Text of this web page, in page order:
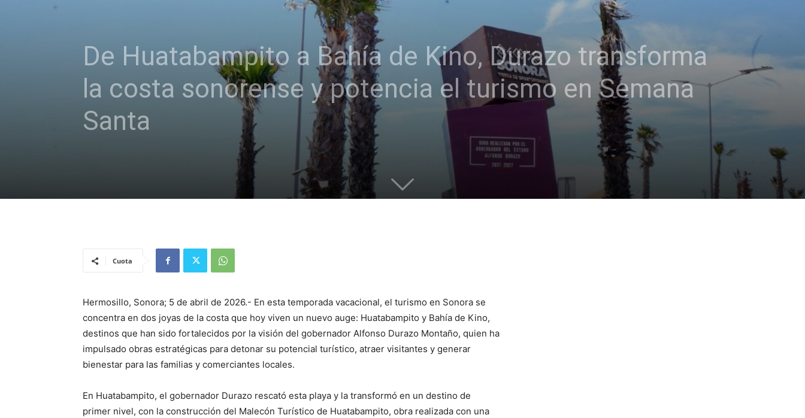
De Huatabampito a Bahía de Kino, Durazo transforma
la costa sonorense y potencia el turismo en Semana
Santa
Cuota
Hermosillo, Sonora; 5 de abril de 2026.- En esta temporada vacacional, el turismo en Sonora se
concentra en dos joyas de la costa que hoy viven un nuevo auge: Huatabampito y Bahía de Kino,
destinos que han sido fortalecidos por la visión del gobernador Alfonso Durazo Montaño, quien ha
impulsado obras estratégicas para detonar su potencial turístico, atraer visitantes y generar
bienestar para las familias y comerciantes locales.
En Huatabampito, el gobernador Durazo rescató esta playa y la transformó en un destino de
primer nivel, con la construcción del Malecón Turístico de Huatabampito, obra realizada con una